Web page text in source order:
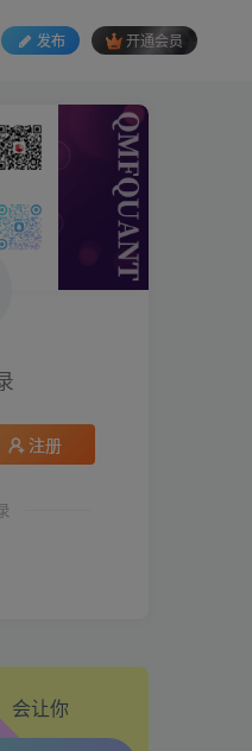
发布 开通会员
注册
益对比，总有
！
注册
会让你
！